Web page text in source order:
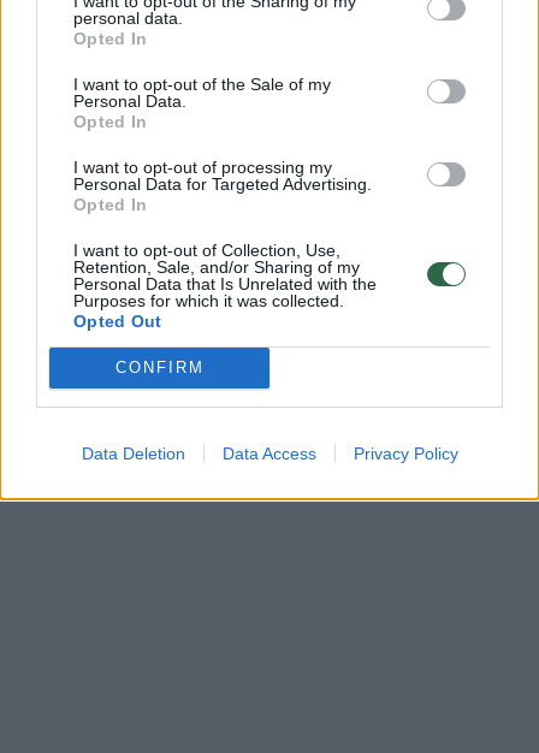
personal data.
Opted In
I want to opt-out of the Sale of my
Personal Data.
Opted In
I want to opt-out of processing my
Personal Data for Targeted Advertising.
Opted In
I want to opt-out of Collection, Use,
Retention, Sale, and/or Sharing of my
Personal Data that Is Unrelated with the
Purposes for which it was collected.
Opted Out
CONFIRM
Data Deletion Data Access Privacy Policy
Rodyti daugiau žymių
Komentuoti po šiuo straipsniu
Komentuoti gali tik Lrytas registruoti vartotojai.
Prisijunkite prie registruotų vartotojų
bendruomenės ir bendraukite komentaruose!
Prisijungti komentatoriams